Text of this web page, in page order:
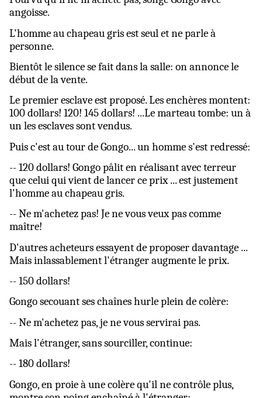
angoisse.
L'homme au chapeau gris est seul et ne parle à
personne.
Bientôt le silence se fait dans la salle: on annonce le
début de la vente.
Le premier esclave est proposé. Les enchères montent:
100 dollars! 120! 145 dollars! ...Le marteau tombe: un à
un les esclaves sont vendus.
Puis c'est au tour de Gongo... un homme s'est redressé:
-- 120 dollars! Gongo pâlit en réalisant avec terreur
que celui qui vient de lancer ce prix ... est justement
l'homme au chapeau gris.
-- Ne m'achetez pas! Je ne vous veux pas comme
maître!
D'autres acheteurs essayent de proposer davantage ...
Mais inlassablement l'étranger augmente le prix.
-- 150 dollars!
Gongo secouant ses chaînes hurle plein de colère:
-- Ne m'achetez pas, je ne vous servirai pas.
Mais l'étranger, sans sourciller, continue:
-- 180 dollars!
Gongo, en proie à une colère qu'il ne contrôle plus,